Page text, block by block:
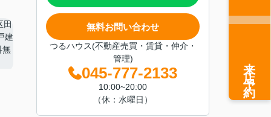
無料お問い合わせ
つるハウス(不動産売買・賃貸・仲介・
管理)
045-777-2133
10:00~20:00
（休：水曜日）
来店予約